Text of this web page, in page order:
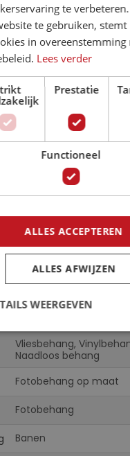
Specificaties
motorcross.
een motorcrosser
de woestijn crosst.
fotobehang is de
13893
CN
Vliesbehang,
Naadloos behang
Fotobehang op maat
Fotobehang
Banen
te
te gebruiken,
in overeenstemming
Lees verder
Prestatie
Functioneel
ALLES ACCEPTEREN
ALLES AFWIJZEN
WEERGEVEN